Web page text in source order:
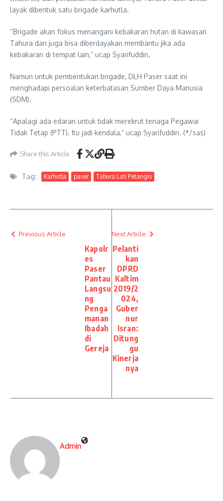
layak dibentuk satu brigade karhutla.
“Brigade akan fokus menangani kebakaran hutan di kawasan
Tahura dan juga bisa diberdayakan membantu jika ada
kebakaran di tempat lain,” ucap Syarifuddin.
Namun untuk pembentukan brigade, DLH Paser saat ini
menghadapi persoalan keterbatasan Sumber Daya Manusia
(SDM).
“Apalagi ada edaran untuk tidak merekrut tenaga Pegawai
Tidak Tetap (PTT). Itu jadi kendala,” ucap Syarifuddin. (*/sas)
Share this Article
Tag: Karhutla paser Tahura Lati Petangis
Previous Article
Kapolr
es
Paser
Pantau
Langsu
ng
Penga
manan
Ibadah
di
Gereja
Next Article
Pelanti
kan
DPRD
Kaltim
2019/2
024,
Guber
nur
Isran:
Ditung
gu
Kinerja
nya
Admin